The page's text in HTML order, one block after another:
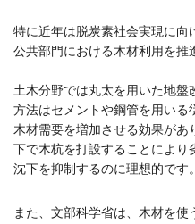
特に近年は脱炭素社会実現に
公共部門における木材利用を推
土木分野では丸太を用いた地
方法はセメントや鋼管を用いる
木材需要を増加させる効果があ
下で木杭を打設することによ
沈下を抑制するのに理想的です。
また、文部科学省は、木材を